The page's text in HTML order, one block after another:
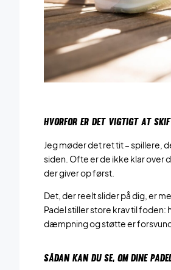
HVORFOR ER DET VIGTIGT AT
Jeg møder det ret tit – spillere,
siden. Ofte er de ikke klar over
der giver op først.
Det, der reelt slider på dig, er
Padel stiller store krav til
dæmpning og støtte er
SÅDAN KAN DU SE, OM DINE